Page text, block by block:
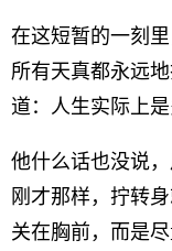
在这短暂的一刻
所有天真都永远
道：人生实际上是
他什么话也没说
刚才那样，拧转
关在胸前，而是